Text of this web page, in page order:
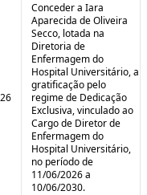
Conceder a Iara
Aparecida de Oliveira
Secco, lotada na
Diretoria de
Enfermagem do
Hospital Universitário, a
gratificação pelo
regime de Dedicação
Exclusiva, vinculado ao
Cargo de Diretor de
Enfermagem do
Hospital Universitário,
no período de
11/06/2026 a
10/06/2030.